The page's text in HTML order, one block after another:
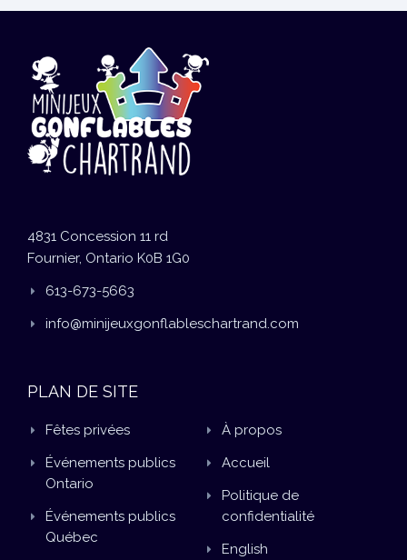
4831 Concession 11 rd
Fournier, Ontario K0B 1G0
613-673-5663
info@minijeuxgonflableschartrand.com
PLAN DE SITE
Fêtes privées
Événements publics
Ontario
Événements publics
Québec
À propos
Accueil
Politique de
confidentialité
English